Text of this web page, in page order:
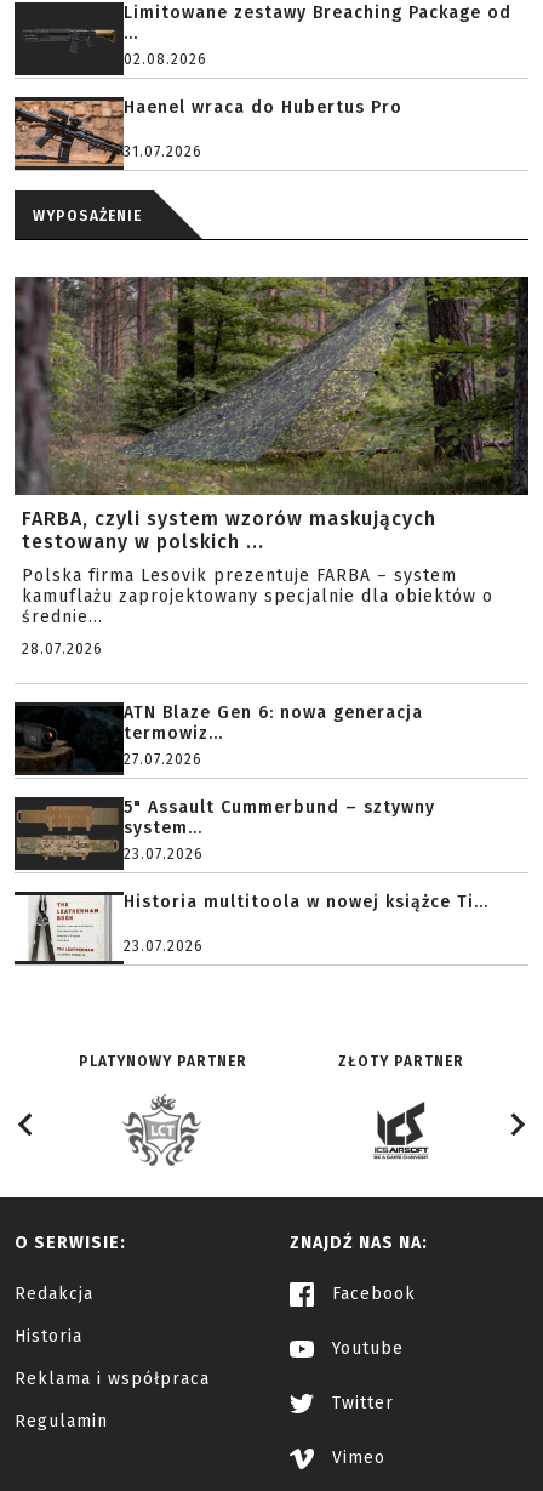
Limitowane zestawy Breaching Package od
...
02.08.2026
Haenel wraca do Hubertus Pro
31.07.2026
WYPOSAŻENIE
FARBA, czyli system wzorów maskujących
testowany w polskich ...
Polska firma Lesovik prezentuje FARBA – system
kamuflażu zaprojektowany specjalnie dla obiektów o
średnie...
28.07.2026
ATN Blaze Gen 6: nowa generacja
termowiz...
27.07.2026
5" Assault Cummerbund – sztywny
system...
23.07.2026
Historia multitoola w nowej książce Ti...
23.07.2026
PLATYNOWY PARTNER ZŁOTY PARTNER
O SERWISIE:
Redakcja
Historia
Reklama i współpraca
Regulamin
ZNAJDŹ NAS NA:
Facebook
Youtube
Twitter
Vimeo